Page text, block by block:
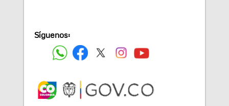
Síguenos: